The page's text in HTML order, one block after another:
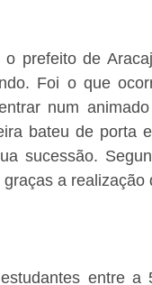
o prefeito de
Foi o que
num
bateu de porta
sucessão.
a
entre